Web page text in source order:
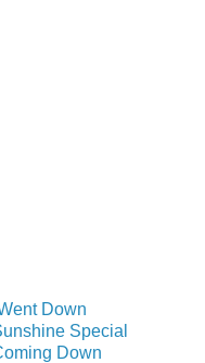
Down
Special
Down